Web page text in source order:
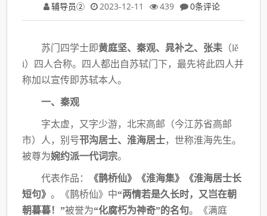
辅导员② 2023-12-11 439 0条评论
苏门四学士即黄庭坚、秦观、晁补之、张耒 （lě
i）四人合称。四人都出自苏轼门下，最先将此四人并
称加以宣传即苏轼本人。
一、秦观
字太虚，又字少游，北宋高邮（今江苏省高邮
市）人，别号邗沟居士、淮海居士，世称淮海先生。
被尊为婉约派一代词宗。
代表作品：
《鹊桥仙》《淮海集》《淮海居士长
短句》。《鹊桥仙》中“两情若是久长时，又岂在朝
朝暮暮！”被誉为“化腐朽为神奇”的名句。《满庭